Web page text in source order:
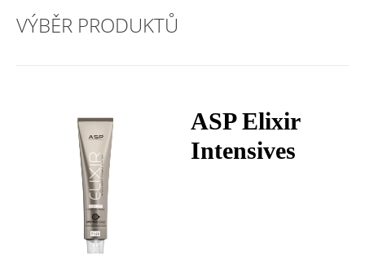
VÝBĚR PRODUKTŮ
ASP Elixir
Intensives